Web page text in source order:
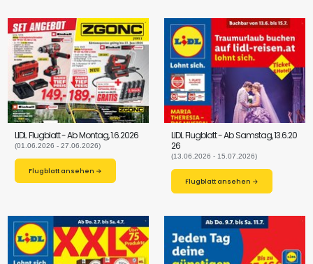
LIDL Flugblatt - Ab Montag, 1.6.2026
(01.06.2026 - 27.06.2026)
Flugblatt ansehen →
LIDL Flugblatt - Ab Samstag, 13.6.20
26
(13.06.2026 - 15.07.2026)
Flugblatt ansehen →